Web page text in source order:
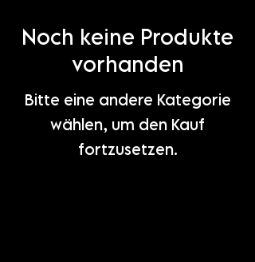
Noch keine Produkte
vorhanden
Bitte eine andere Kategorie
wählen, um den Kauf
fortzusetzen.